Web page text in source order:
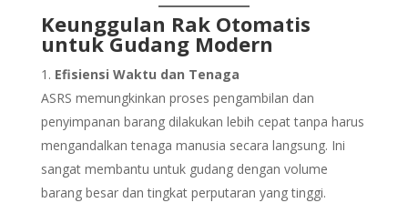
Keunggulan Rak Otomatis
untuk Gudang Modern
Efisiensi Waktu dan Tenaga
ASRS memungkinkan proses pengambilan dan
penyimpanan barang dilakukan lebih cepat tanpa harus
mengandalkan tenaga manusia secara langsung. Ini
sangat membantu untuk gudang dengan volume
barang besar dan tingkat perputaran yang tinggi.